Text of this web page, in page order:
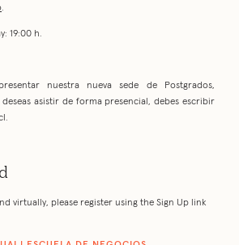
.
19:00 h.
nuestra nueva sede de Postgrados,
asistir de forma presencial, debes escribir
.
virtually, please register using the Sign Up link